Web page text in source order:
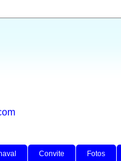
Convite Fotos